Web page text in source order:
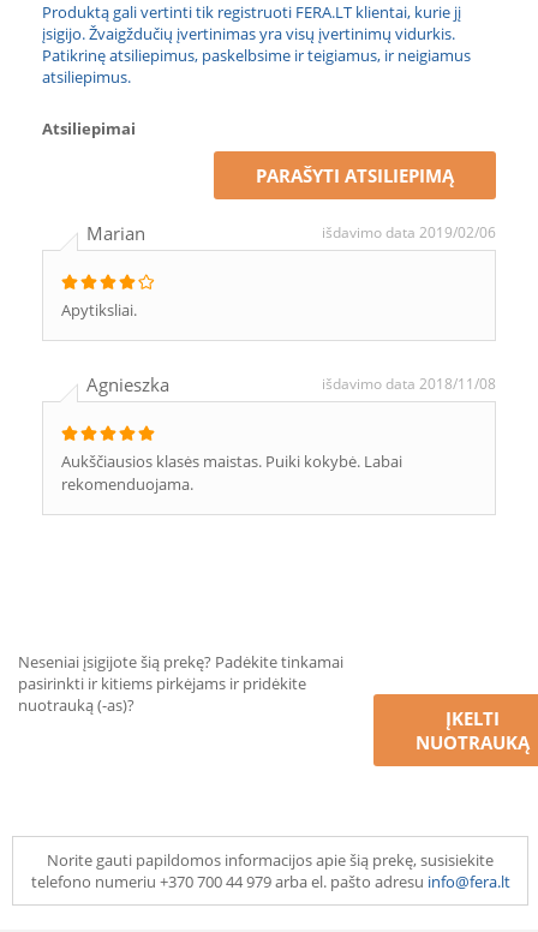
Produktą gali vertinti tik registruoti FERA.LT klientai, kurie jį
įsigijo. Žvaigždučių įvertinimas yra visų įvertinimų vidurkis.
Patikrinę atsiliepimus, paskelbsime ir teigiamus, ir neigiamus
atsiliepimus.
Atsiliepimai
PARAŠYTI ATSILIEPIMĄ
Marian išdavimo data 2019/02/06
Apytiksliai.
Agnieszka išdavimo data 2018/11/08
Aukščiausios klasės maistas. Puiki kokybė. Labai
rekomenduojama.
Neseniai įsigijote šią prekę? Padėkite tinkamai
pasirinkti ir kitiems pirkėjams ir pridėkite
nuotrauką (-as)?
ĮKELTI
NUOTRAUKĄ
Norite gauti papildomos informacijos apie šią prekę, susisiekite
telefono numeriu +370 700 44 979 arba el. pašto adresu info@fera.lt